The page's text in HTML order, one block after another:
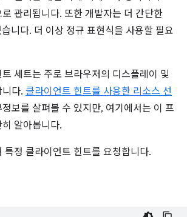
관리됩니다. 또한 개발자는 더 간단한
니다. 더 이상 정규 표현식을 사용할 필요
세트는 주로 브라우저의 디스플레이 및
다. 클라이언트 힌트를 사용한 리소스 선
보를 살펴볼 수 있지만, 여기에서는 이 프
알아봅니다.
특정 클라이언트 힌트를 요청합니다.